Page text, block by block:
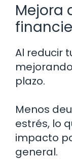
Mejora
Al reducir
plazo.
Menos
estrés, lo
impacto
general.